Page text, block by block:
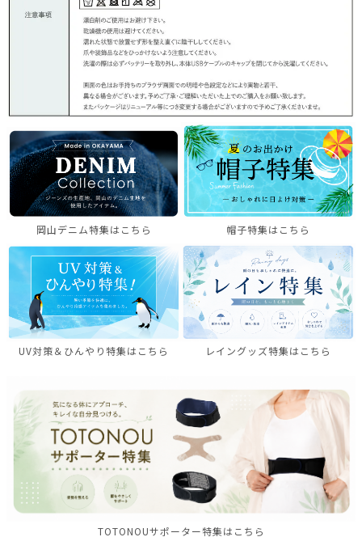
岡山デニム特集はこちら 帽子特集はこちら
UV対策＆ひんやり特集はこちら レイングッズ特集はこちら
TOTONOUサポーター特集はこちら